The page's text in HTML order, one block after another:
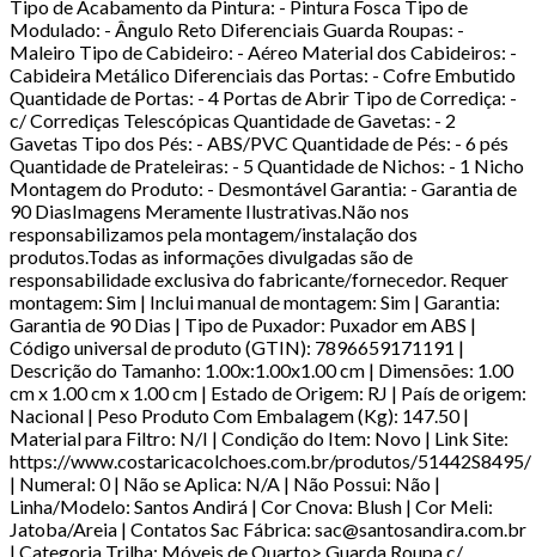
Tipo de Acabamento da Pintura: - Pintura Fosca Tipo de
Modulado: - Ângulo Reto Diferenciais Guarda Roupas: -
Maleiro Tipo de Cabideiro: - Aéreo Material dos Cabideiros: -
Cabideira Metálico Diferenciais das Portas: - Cofre Embutido
Quantidade de Portas: - 4 Portas de Abrir Tipo de Corrediça: -
c/ Corrediças Telescópicas Quantidade de Gavetas: - 2
Gavetas Tipo dos Pés: - ABS/PVC Quantidade de Pés: - 6 pés
Quantidade de Prateleiras: - 5 Quantidade de Nichos: - 1 Nicho
Montagem do Produto: - Desmontável Garantia: - Garantia de
90 DiasImagens Meramente Ilustrativas.Não nos
responsabilizamos pela montagem/instalação dos
produtos.Todas as informações divulgadas são de
responsabilidade exclusiva do fabricante/fornecedor. Requer
montagem: Sim | Inclui manual de montagem: Sim | Garantia:
Garantia de 90 Dias | Tipo de Puxador: Puxador em ABS |
Código universal de produto (GTIN): 7896659171191 |
Descrição do Tamanho: 1.00x:1.00x1.00 cm | Dimensões: 1.00
cm x 1.00 cm x 1.00 cm | Estado de Origem: RJ | País de origem:
Nacional | Peso Produto Com Embalagem (Kg): 147.50 |
Material para Filtro: N/I | Condição do Item: Novo | Link Site:
https://www.costaricacolchoes.com.br/produtos/51442S8495/
| Numeral: 0 | Não se Aplica: N/A | Não Possui: Não |
Linha/Modelo: Santos Andirá | Cor Cnova: Blush | Cor Meli:
Jatoba/Areia | Contatos Sac Fábrica: sac@santosandira.com.br
| Categoria Trilha: Móveis de Quarto> Guarda Roupa c/